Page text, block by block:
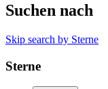
Suchen nach
Skip search by Sterne
Sterne